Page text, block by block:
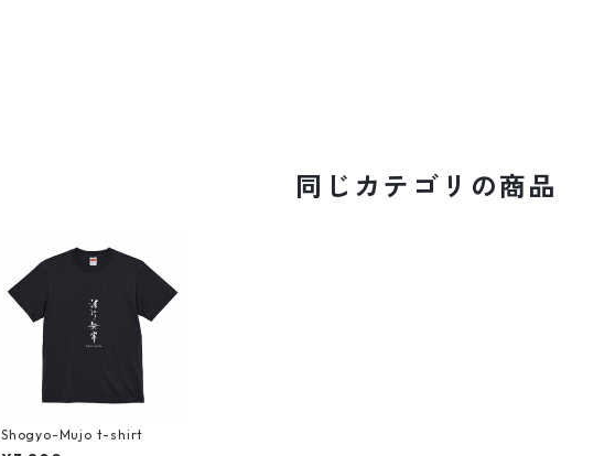
同じカテゴリの商品
Shogyo-Mujo t-shirt